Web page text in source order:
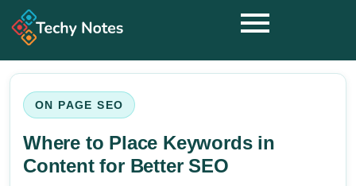
ON PAGE SEO
Where to Place Keywords in
Content for Better SEO